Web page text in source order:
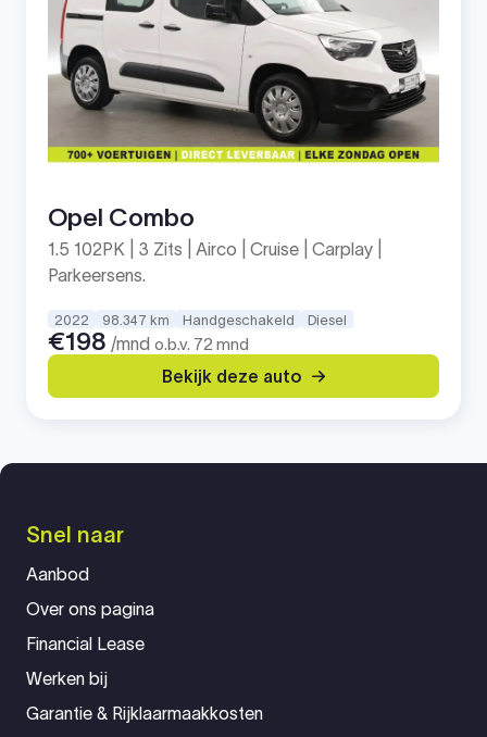
Opel Combo
1.5 102PK | 3 Zits | Airco | Cruise | Carplay |
Parkeersens.
2022 98.347 km Handgeschakeld Diesel
€198 /mnd o.b.v. 72 mnd
Bekijk deze auto
Snel naar
Aanbod
Over ons pagina
Financial Lease
Werken bij
Garantie & Rijklaarmaakkosten